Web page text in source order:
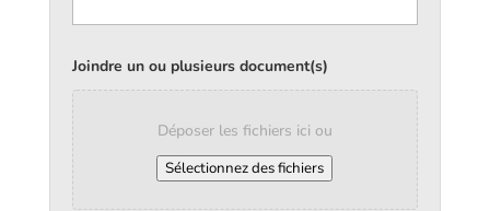
Joindre un ou plusieurs document(s)
Déposer les fichiers ici ou
Sélectionnez des fichiers